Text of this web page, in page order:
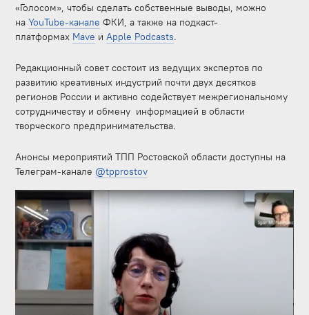
«Голосом», чтобы сделать собственные выводы, можно
наYouTube-канале ФКИ, а также на подкаст-
платформах Mave иApple Podcasts.
Редакционный совет состоит из ведущих экспертов по
развитию креативных индустрий почти двух десятков
регионов России и активно содействует межрегиональному
сотрудничеству и обмену информацией в области
творческого предпринимательства.
Анонсы мероприятий ТПП Ростовской области доступны на
Телеграм-канале @tpprostov